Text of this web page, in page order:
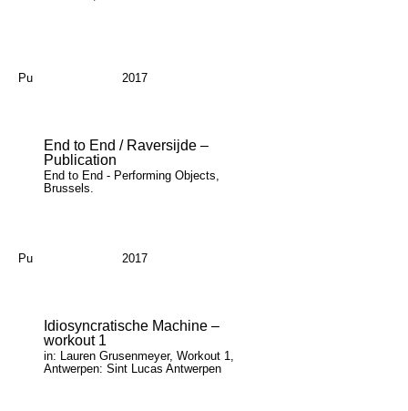
Pu 2017
End to End / Raversijde –
Publication
End to End - Performing Objects,
Brussels.
Pu 2017
Idiosyncratische Machine –
workout 1
in: Lauren Grusenmeyer, Workout 1,
Antwerpen: Sint Lucas Antwerpen